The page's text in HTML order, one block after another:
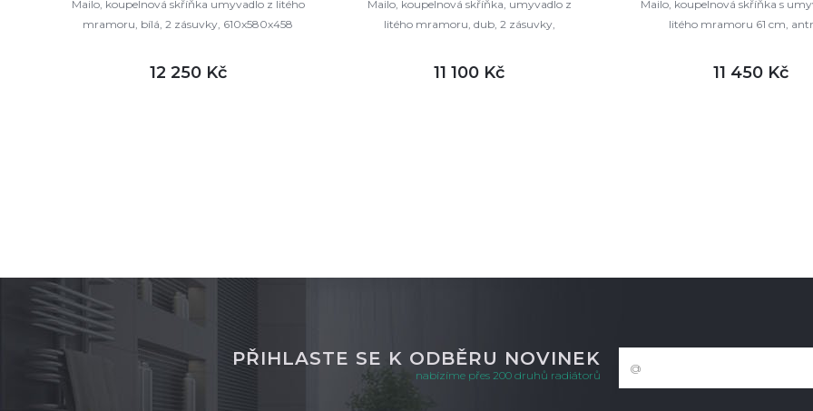
Mailo, koupelnová skříňka umyvadlo z litého
mramoru, bílá, 2 zásuvky, 610x580x458
12 250 Kč
Mailo, koupelnová skříňka, umyvadlo z
litého mramoru, dub, 2 zásuvky,
11 100 Kč
Mailo, koupelnová skříňka s
litého mramoru 61 cm,
11 450 Kč
PŘIHLASTE SE K ODBĚRU NOVINEK
nabízíme přes 200 druhů radiátorů